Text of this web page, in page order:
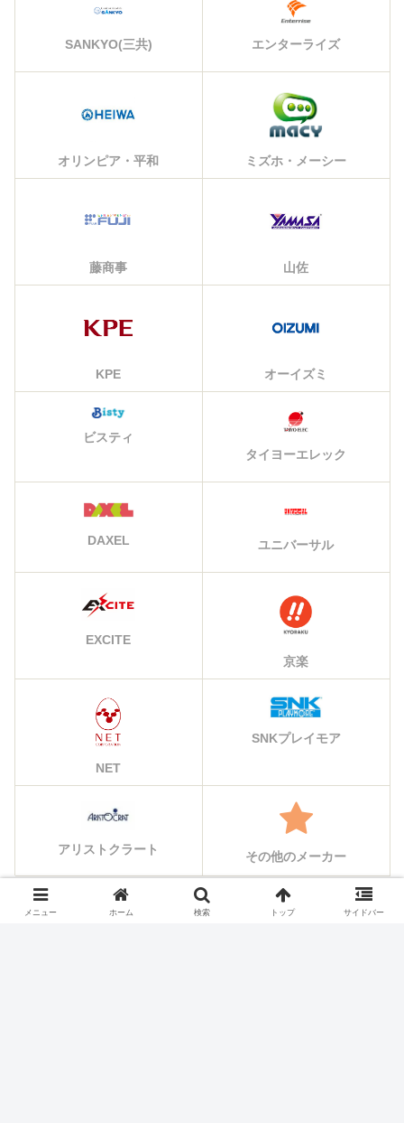
SANKYO(三共) エンターライズ
オリンピア・平和 ミズホ・メーシー
藤商事 山佐
KPE オーイズミ
ビスティ
タイヨーエレック
DAXEL ユニバーサル
EXCITE
京楽
NET
SNKプレイモア
アリストクラート その他のメーカー
メニュー ホーム 検索 トップ サイドバー